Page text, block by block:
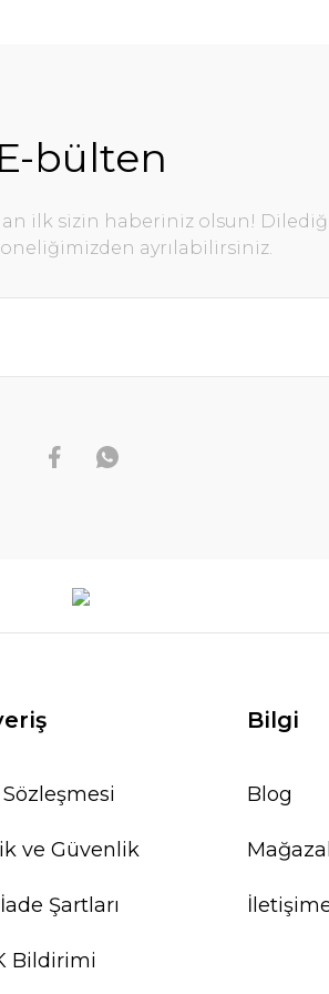
E-bülten
ilk sizin haberiniz olsun!
ayrılabilirsiniz.
Sözleşmesi
ve Güvenlik
Şartları
Bildirimi
Bilgi
Blog